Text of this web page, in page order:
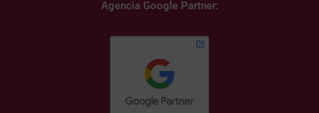
Agencia Google Partner: